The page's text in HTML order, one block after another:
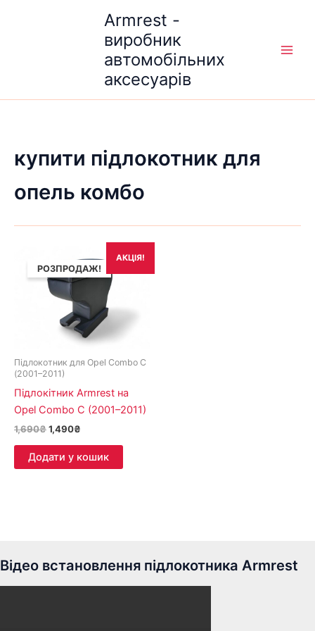
Armrest -
виробник
автомобільних
аксесуарів
купити підлокотник для
опель комбо
АКЦІЯ!
РОЗПРОДАЖ!
Підлокотник для Opel Combo C
(2001–2011)
Підлокітник Armrest на
Opel Combo C (2001–2011)
1,690₴
ціна:
1,690₴.
1,490₴
ціна:
1,490₴.
Додати у кошик
Відео встановлення підлокотника Armrest